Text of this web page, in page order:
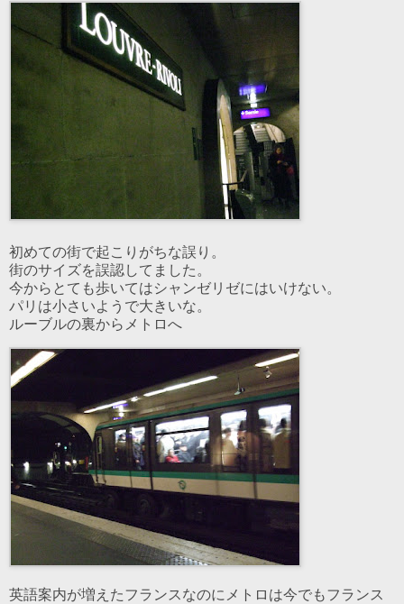
初めての街で起こりがちな誤り。
街のサイズを誤認してました。
今からとても歩いてはシャンゼリゼにはいけない。
パリは小さいようで大きいな。
ルーブルの裏からメトロへ
英語案内が増えたフランスなのにメトロは今でもフランス